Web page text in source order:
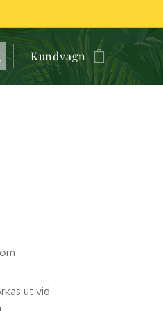
Kundvagn
ut vid